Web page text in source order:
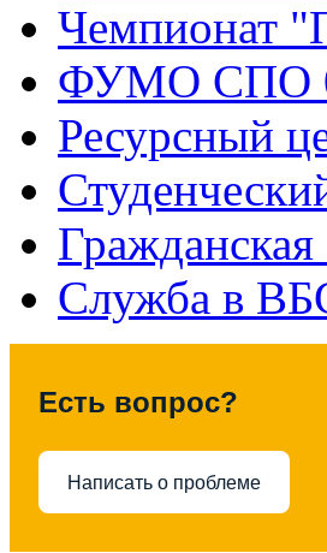
Чемпионат
ФУМО СПО
Ресурсный
Служба в
Есть вопрос?
Написать о проблеме